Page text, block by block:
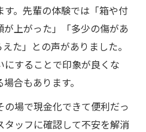
。先輩の体験では「箱や付
上がった」「多少の傷があ
た」との声がありました。
にすることで印象が良くな
合もあります。
場で現金化できて便利だっ
ッフに確認して不安を解消